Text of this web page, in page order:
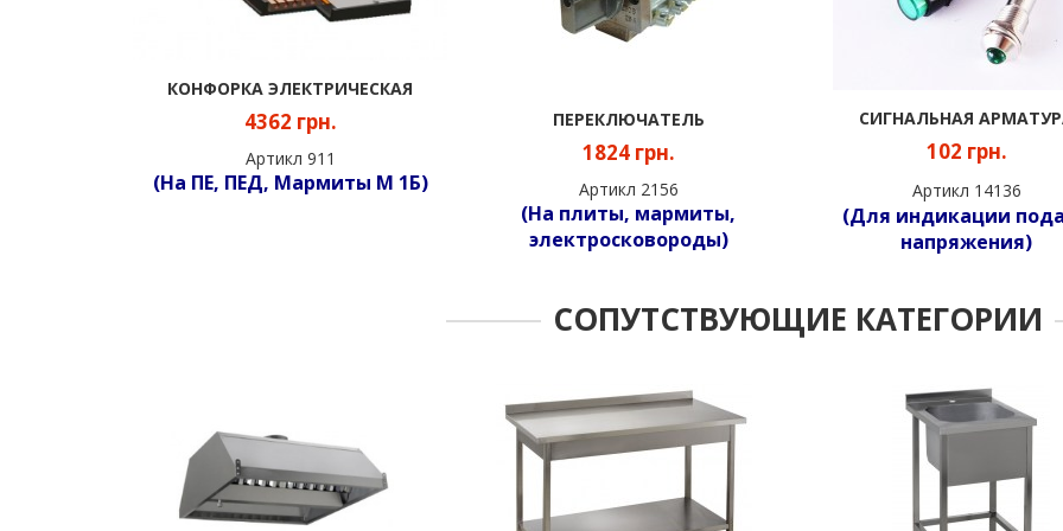
КОНФОРКА ЭЛЕКТРИЧЕСКАЯ
4362 грн.
Артикл 911
(На ПЕ, ПЕД, Мармиты М 1Б)
ПЕРЕКЛЮЧАТЕЛЬ
1824 грн.
Артикл 2156
(На плиты, мармиты,
электросковороды)
СИГНАЛЬНАЯ
102 грн.
Артикл 14136
(Для индикации
напряжения)
СОПУТСТВУЮЩИЕ КАТЕГОРИИ